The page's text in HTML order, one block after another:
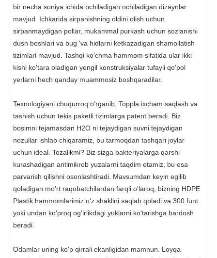
bir necha soniya ichida ochiladigan ochiladigan dizaynlar
mavjud. Ichkarida sirpanishning oldini olish uchun
sirpanmaydigan pollar, mukammal purkash uchun sozlanishi
dush boshlari va bug 'va hidlarni ketkazadigan shamollatish
tizimlari mavjud. Tashqi ko'chma hammom sifatida ular ikki
kishi ko'tara oladigan yengil konstruksiyalar tufayli qo'pol
yerlarni hech qanday muammosiz boshqaradilar.
Texnologiyani chuqurroq o'rganib, Toppla ixcham saqlash va
tashish uchun tekis paketli tizimlarga patent beradi. Biz
bosimni tejamasdan H2O ni tejaydigan suvni tejaydigan
nozullar ishlab chiqaramiz, bu tarmoqdan tashqari joylar
uchun ideal. Tozalikmi? Biz sizga bakteriyalarga qarshi
kurashadigan antimikrob yuzalarni taqdim etamiz, bu esa
parvarish qilishni osonlashtiradi. Mavsumdan keyin egilib
qoladigan mo'rt raqobatchilardan farqli o'laroq, bizning HDPE
Plastik hammomlarimiz o'z shaklini saqlab qoladi va 300 funt
yoki undan ko'proq og'irlikdagi yuklarni ko'tarishga bardosh
beradi.
Odamlar uning ko'p qirrali ekanligidan mamnun. Loyqa